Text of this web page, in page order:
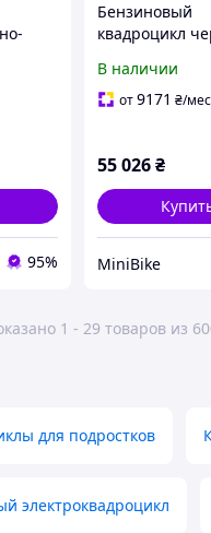
95%
Бензиновый
квадроцикл
5(MP3)
В наличии
от9171 ₴/мес
55 026₴
MiniBike
1 - 29 товаров из
для подростков
электроквадроцикл